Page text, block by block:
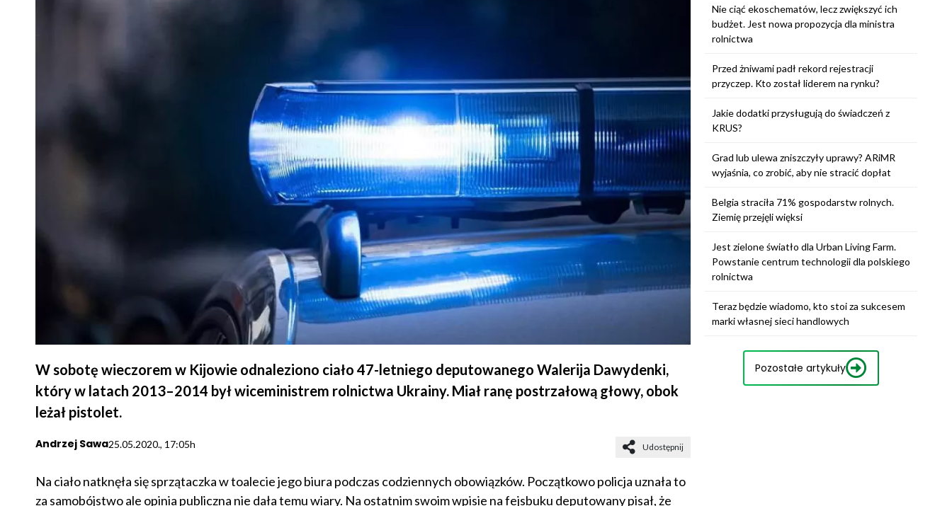
W sobotę wieczorem w Kijowie odnaleziono ciało 47-letniego deputowanego Walerija Dawydenki,
który w latach 2013–2014 był wiceministrem rolnictwa Ukrainy. Miał ranę postrzałową głowy, obok
leżał pistolet.
Andrzej Sawa25.05.2020., 17:05h Udostępnij
Na ciało natknęła się sprzątaczka w toalecie jego biura podczas codziennych obowiązków. Początkowo policja uznała to
za samobójstwo ale opinia publiczna nie dała temu wiary. Na ostatnim swoim wpisie na fejsbuku deputowany pisał, że
Nie ciąć ekoschematów, lecz zwiększyć ich
budżet. Jest nowa propozycja dla ministra
rolnictwa
Przed żniwami padł rekord rejestracji
przyczep. Kto został liderem na rynku?
Jakie dodatki przysługują do świadczeń z
KRUS?
Grad lub ulewa zniszczyły uprawy? ARiMR
wyjaśnia, co zrobić, aby nie stracić dopłat
Belgia straciła 71% gospodarstw rolnych.
Ziemię przejęli więksi
Jest zielone światło dla Urban Living Farm.
Powstanie centrum technologii dla polskiego
rolnictwa
Teraz będzie wiadomo, kto stoi za sukcesem
marki własnej sieci handlowych
Pozostałe artykuły